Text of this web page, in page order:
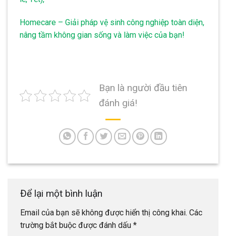
Homecare – Giải pháp vệ sinh công nghiệp toàn diện,
nâng tầm không gian sống và làm việc của bạn!
Bạn là người đầu tiên
đánh giá!
Để lại một bình luận
Email của bạn sẽ không được hiển thị công khai. Các
trường bắt buộc được đánh dấu *